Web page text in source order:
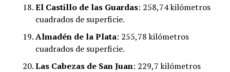
​El Castillo de las Guardas: 258,74 kilómetros
cuadrados de superficie.
​Almadén de la Plata: 255,78 kilómetros
cuadrados de superficie.
Las Cabezas de San Juan: 229,7 kilómetros